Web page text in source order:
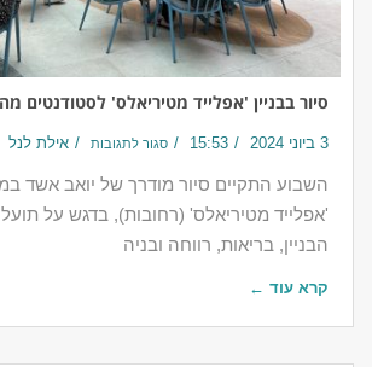
סיור בבניין 'אפלייד מטיריאלס' לסטודנטים
3 ביוני 2024 15:53 סגור לתגובות אילת לנל
השבוע התקיים סיור מודרך של יואב אשד
'אפלייד מטיריאלס' (רחובות), בדגש על
הבניין, בריאות, רווחה ובניה
קרא עוד ←